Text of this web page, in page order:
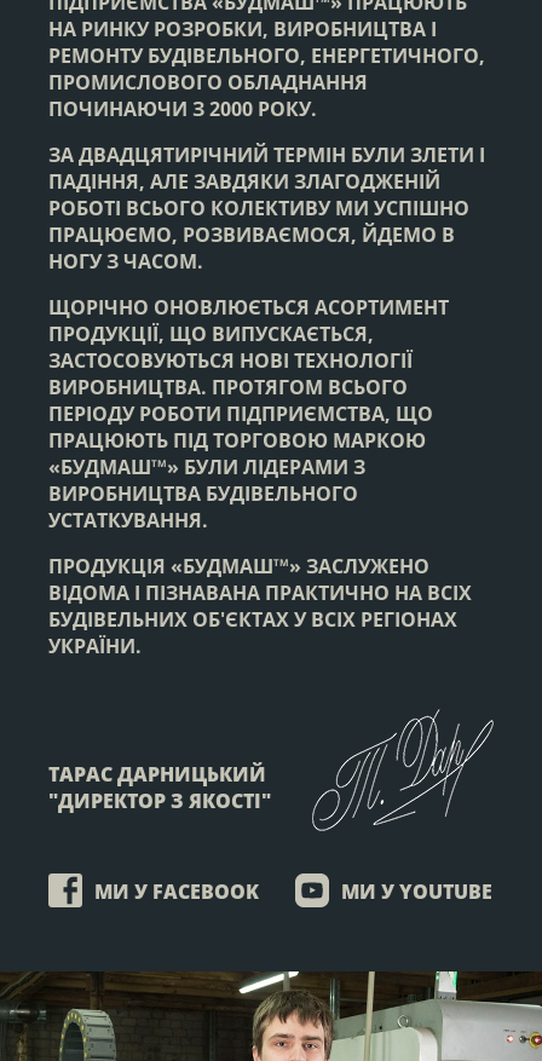
НА РИНКУ РОЗРОБКИ, ВИРОБНИЦТВА І
РЕМОНТУ БУДІВЕЛЬНОГО, ЕНЕРГЕТИЧНОГО,
ПРОМИСЛОВОГО ОБЛАДНАННЯ
ПОЧИНАЮЧИ З 2000 РОКУ.
ЗА ДВАДЦЯТИРІЧНИЙ ТЕРМІН БУЛИ ЗЛЕТИ І
ПАДІННЯ, АЛЕ ЗАВДЯКИ ЗЛАГОДЖЕНІЙ
РОБОТІ ВСЬОГО КОЛЕКТИВУ МИ УСПІШНО
ПРАЦЮЄМО, РОЗВИВАЄМОСЯ, ЙДЕМО В
НОГУ З ЧАСОМ.
ЩОРІЧНО ОНОВЛЮЄТЬСЯ АСОРТИМЕНТ
ПРОДУКЦІЇ, ЩО ВИПУСКАЄТЬСЯ,
ЗАСТОСОВУЮТЬСЯ НОВІ ТЕХНОЛОГІЇ
ВИРОБНИЦТВА. ПРОТЯГОМ ВСЬОГО
ПЕРІОДУ РОБОТИ ПІДПРИЄМСТВА, ЩО
ПРАЦЮЮТЬ ПІД ТОРГОВОЮ МАРКОЮ
«БУДМАШТМ» БУЛИ ЛІДЕРАМИ З
ВИРОБНИЦТВА БУДІВЕЛЬНОГО
УСТАТКУВАННЯ.
ПРОДУКЦІЯ «БУДМАШТМ» ЗАСЛУЖЕНО
ВІДОМА І ПІЗНАВАНА ПРАКТИЧНО НА ВСІХ
БУДІВЕЛЬНИХ ОБ'ЄКТАХ У ВСІХ РЕГІОНАХ
УКРАЇНИ.
ТАРАС ДАРНИЦЬКИЙ
"ДИРЕКТОР З ЯКОСТІ"
МИ У FACEBOOK МИ У YOUTUBE